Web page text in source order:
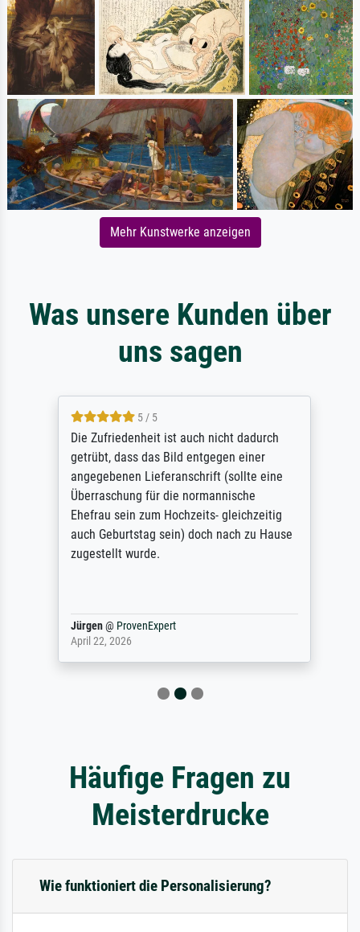
Mehr Kunstwerke anzeigen
Was unsere Kunden über
uns sagen
5 / 5
Die Zufriedenheit ist auch nicht dadurch
getrübt, dass das Bild entgegen einer
angegebenen Lieferanschrift (sollte eine
Überraschung für die normannische
Ehefrau sein zum Hochzeits- gleichzeitig
auch Geburtstag sein) doch nach zu Hause
zugestellt wurde.
Jürgen@ProvenExpert
April 22, 2026
Häufige Fragen zu
Meisterdrucke
Wie funktioniert die Personalisierung?